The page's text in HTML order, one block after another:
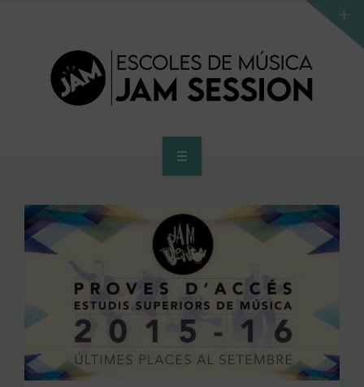
ESCOLA
PROGRAMA D’ACCÉS AL SUPERIOR
CENTRE SUPERIOR
FUNDACIÓ JAM